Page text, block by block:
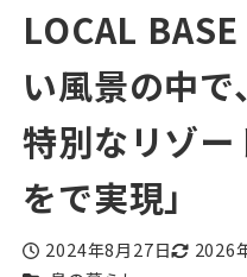
LOCAL
い風景の中
特別なリゾ
をで実現」
投稿日
2024年8月27日
更新日
2026